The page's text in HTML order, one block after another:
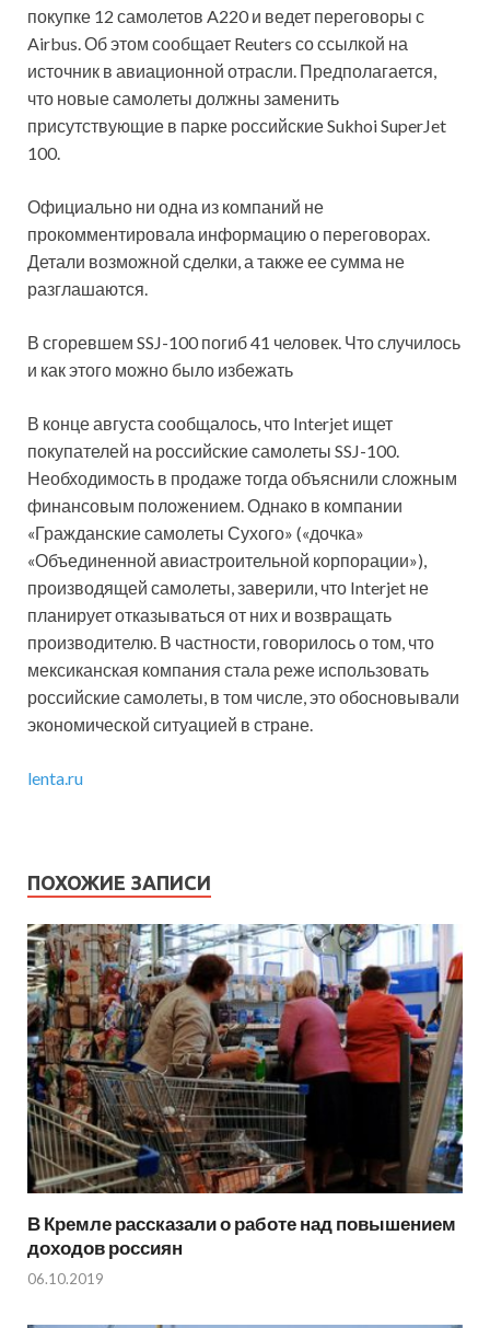
покупке 12 самолетов A220 и ведет переговоры с
Airbus. Об этом сообщает Reuters со ссылкой на
источник в авиационной отрасли. Предполагается,
что новые самолеты должны заменить
присутствующие в парке российские Sukhoi SuperJet
100.
Официально ни одна из компаний не
прокомментировала информацию о переговорах.
Детали возможной сделки, а также ее сумма не
разглашаются.
В сгоревшем SSJ-100 погиб 41 человек. Что случилось
и как этого можно было избежать
В конце августа сообщалось, что Interjet ищет
покупателей на российские самолеты SSJ-100.
Необходимость в продаже тогда объяснили сложным
финансовым положением. Однако в компании
«Гражданские самолеты Сухого» («дочка»
«Объединенной авиастроительной корпорации»),
производящей самолеты, заверили, что Interjet не
планирует отказываться от них и возвращать
производителю. В частности, говорилось о том, что
мексиканская компания стала реже использовать
российские самолеты, в том числе, это обосновывали
экономической ситуацией в стране.
lenta.ru
ПОХОЖИЕ ЗАПИСИ
В Кремле рассказали о работе над повышением
доходов россиян
06.10.2019